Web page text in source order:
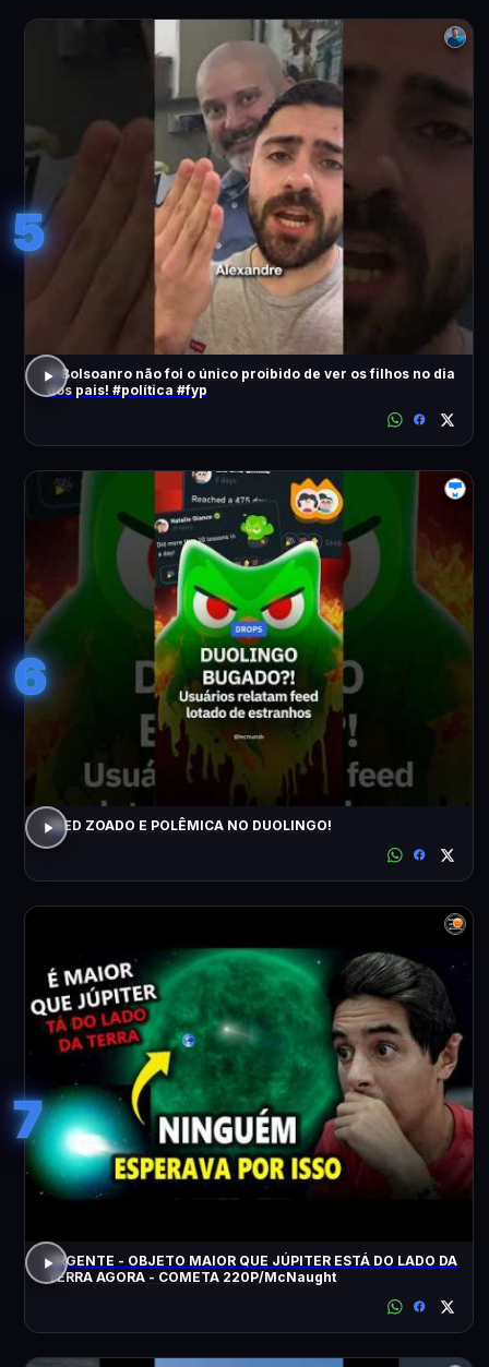
5
O Bolsoanro não foi o único proibido de ver os filhos no dia
dos pais! #política #fyp
6
FEED ZOADO E POLÊMICA NO DUOLINGO!
7
URGENTE - OBJETO MAIOR QUE JÚPITER ESTÁ DO LADO DA
TERRA AGORA - COMETA 220P/McNaught